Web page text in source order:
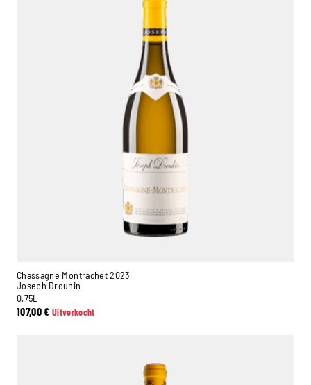
Chassagne Montrachet 2023
Joseph Drouhin
0,75L
107,00€ Uitverkocht